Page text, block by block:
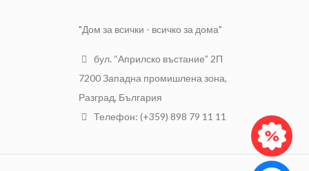
"Дом за всички - всичко за дома"
бул. “Априлско въстание” 2П
7200 Западна промишлена зона,
Разград, България
Телефон: (+359) 898 79 11 11